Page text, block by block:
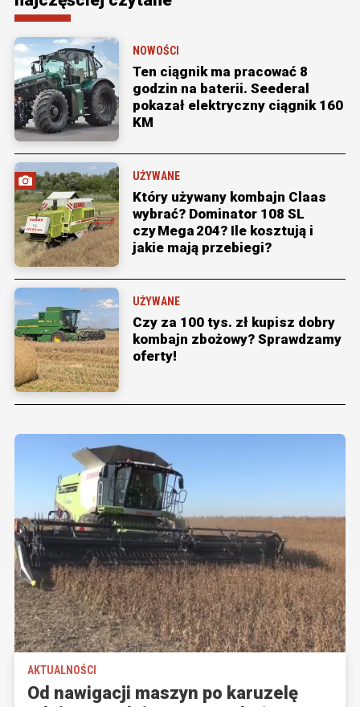
NOWOŚCI
Ten ciągnik ma pracować 8
godzin na baterii. Seederal
pokazał elektryczny ciągnik 160
KM
UŻYWANE
Który używany kombajn Claas
wybrać? Dominator 108 SL
czy Mega 204? Ile kosztują i
jakie mają przebiegi?
UŻYWANE
Czy za 100 tys. zł kupisz dobry
kombajn zbożowy? Sprawdzamy
oferty!
AKTUALNOŚCI
Od nawigacji maszyn po karuzelę